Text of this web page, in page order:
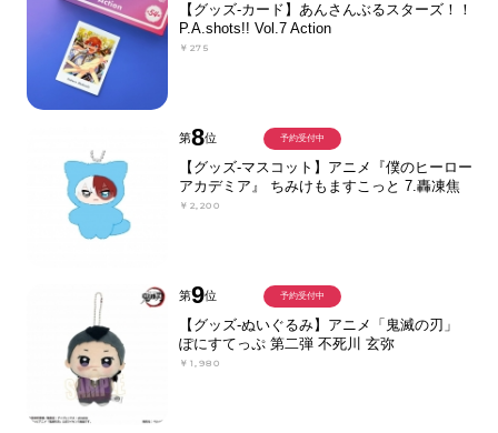
【グッズ-カード】あんさんぶるスターズ！！
P.A.shots!! Vol.7 Action
￥275
第8位
【グッズ-マスコット】アニメ『僕のヒーロー
アカデミア』 ちみけもますこっと 7.轟凍焦
￥2,200
予約受付中
第9位
【グッズ-ぬいぐるみ】アニメ「鬼滅の刃」
ぽにすてっぷ 第二弾 不死川 玄弥
￥1,980
予約受付中